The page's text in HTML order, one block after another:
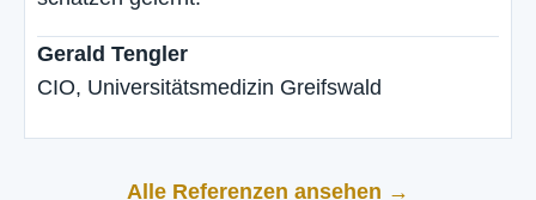
Gerald Tengler
CIO, Universitätsmedizin Greifswald
Alle Referenzen ansehen →